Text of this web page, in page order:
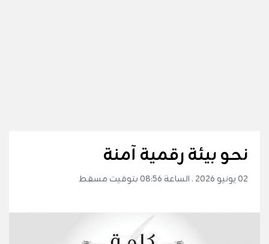
نحو بيئة رقمية آمنة
02 يونيو 2026 . الساعة 08:56 بتوقيت مسقط